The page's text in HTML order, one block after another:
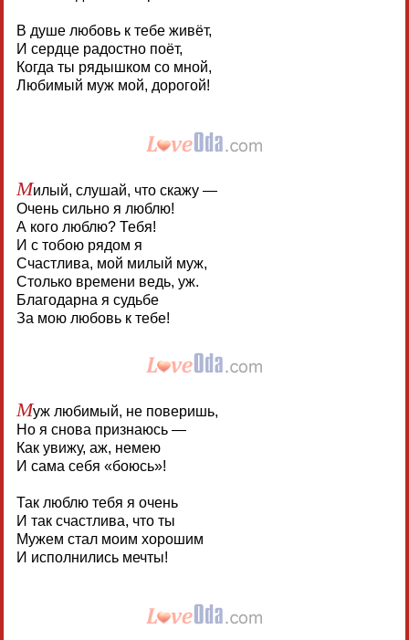
В душе любовь к тебе живёт,
И сердце радостно поёт,
Когда ты рядышком со мной,
Любимый муж мой, дорогой!
Милый, слушай, что скажу —
Очень сильно я люблю!
А кого люблю? Тебя!
И с тобою рядом я
Счастлива, мой милый муж,
Столько времени ведь, уж.
Благодарна я судьбе
За мою любовь к тебе!
Муж любимый, не поверишь,
Но я снова признаюсь —
Как увижу, аж, немею
И сама себя «боюсь»!
Так люблю тебя я очень
И так счастлива, что ты
Мужем стал моим хорошим
И исполнились мечты!